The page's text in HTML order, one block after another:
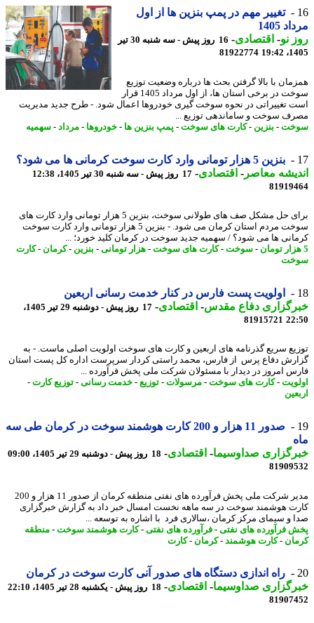
تغییر مهم در پمپ بنزین ها از اول
1405
نو- اقتصادی-
16 روز پیش - سه شنبه 30 تیر
81922774
با بالا گرفتن بحث ها درباره وضعیت توزیع
سوخت در برخی استان ها، از اول مرداد 1405 قرار
تغییراتی در نحوه سوخت گیری خودروها اعمال شود. - طرح جدید مدیریت
سوخت و ساماندهی توزیع ...
-بنزین- کارت های سوخت-پمپ بنزین ها- خودروها-مرداد-سهمیه
بنزین 5 هزار تومانی وارد کارت سوخت کرمانی ها می شود؟
معاصر-اقتصادی-17 روز پیش - سه شنبه 30 تیر 1405، 12:38
برای حل مشکل صف های طولانی سوخت، بنزین 5 هزار تومانی وارد کارت های
سوخت مردم استان کرمان می شود. - بنزین 5 هزار تومانی وارد کارت سوخت
ها می شود؟ / سهمیه جدید سوخت در کرمان کلید خورد؛ ...
-سوخت-کارت های سوخت-هزار تومانی-بنزین- کرمان -کارت
اولویت پست فارس در کنار خدمت رسانی اربعین
دفاع مقدس-اقتصادی-
17 روز پیش - دوشنبه 29 تیر 1405،
81915721
سریع گذرنامه های اربعین و کارت های سوخت اولویت اصلی ماست. - به
دفاع پرس از فارس، محمد راستی کردار سرپرست اداره کل پست استان
امروز در دیدار با مسئولان شرکت ملی پخش فرآورده ...
-کارت های سوخت-مرسولات-توزیع- خدمت رسانی-توزیع کارت-
صدور 11 هزار و 200 کارت هوشمند سوخت در کرمان طی سه
صداوسیما-اقتصادی-18 روز پیش - دوشنبه 29 تیر 1405، 09:00
مدیر شرکت ملی پخش فرآورده های نفتی منطقه کرمان از صدور 11 هزار و 200
هوشمند سوخت در سه ماهه نخست امسال خبر داد به گزارش خبرگزاری
و سیمای مرکز کرمان ،سالاری فرد با اشاره به توسعه ...
فرآورده های نفتی-فرآورده های نفتی-کارت هوشمند سوخت-منطقه
-کارت هوشمند-کرمان -کارت
راه اندازی دستگاه های صدور آنی کارت سوخت در کرمان
صداوسیما-اقتصادی-18 روز پیش - یکشنبه 28 تیر 1405، 22:10